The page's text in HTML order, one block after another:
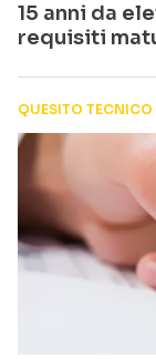
15 anni da
requisiti
QUESITO TECNICO